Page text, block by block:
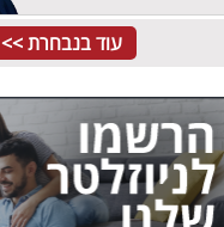
עוד בנבחרת >>